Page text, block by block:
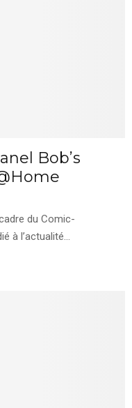
Bob’s
du Comic-
à l’actualité...